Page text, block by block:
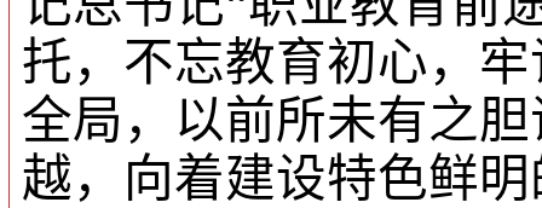
托，不忘教育初心，
全局，以前所未有之
越，向着建设特色鲜